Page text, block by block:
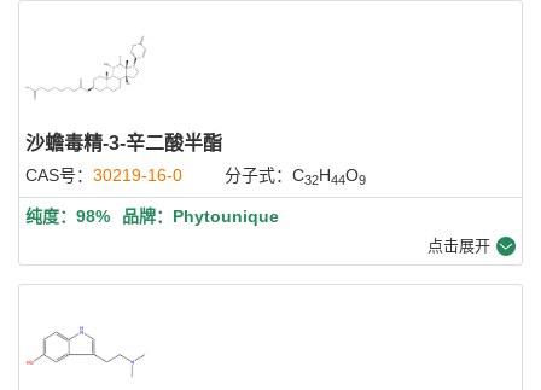
沙蟾毒精-3-辛二酸半酯
CAS号： 30219-16-0 分子式：C32H44O9
纯度：98% 品牌：Phytounique
点击展开